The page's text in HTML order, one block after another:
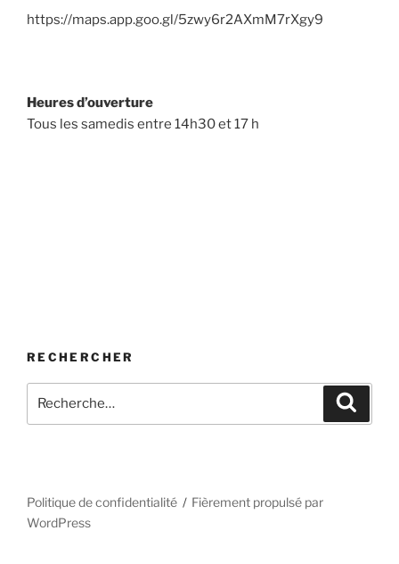
https://maps.app.goo.gl/5zwy6r2AXmM7rXgy9
Heures d’ouverture
Tous les samedis entre 14h30 et 17 h
RECHERCHER
pour
Politique de confidentialité
Fièrement propulsé par
WordPress